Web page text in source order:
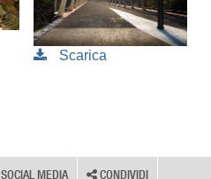
Scarica
SOCIAL MEDIA CONDIVIDI